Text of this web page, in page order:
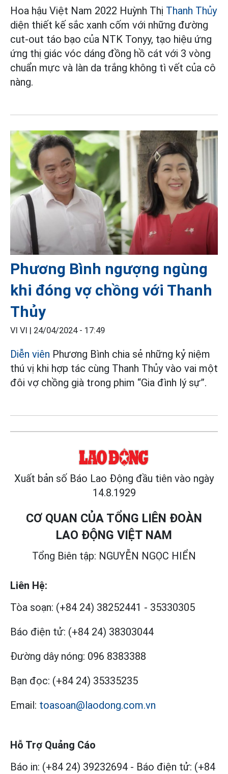
Hoa hậu Việt Nam 2022 Huỳnh Thị Thanh Thủy
diện thiết kế sắc xanh cốm với những đường
cut-out táo bạo của NTK Tonyy, tạo hiệu ứng
ứng thị giác vóc dáng đồng hồ cát với 3 vòng
chuẩn mực và làn da trắng không tì vết của cô
nàng.
Phương Bình ngượng ngùng
khi đóng vợ chồng với Thanh
Thủy
VI VI | 24/04/2024 - 17:49
Diễn viên Phương Bình chia sẻ những kỷ niệm
thú vị khi hợp tác cùng Thanh Thủy vào vai một
đôi vợ chồng già trong phim “Gia đình lý sự”.
Xuất bản số Báo Lao Động đầu tiên vào ngày
14.8.1929
CƠ QUAN CỦA TỔNG LIÊN ĐOÀN
LAO ĐỘNG VIỆT NAM
Tổng Biên tập: NGUYỄN NGỌC HIỂN
Liên Hệ:
Tòa soạn: (+84 24) 38252441 - 35330305
Báo điện tử: (+84 24) 38303044
Đường dây nóng: 096 8383388
Bạn đọc: (+84 24) 35335235
Email: toasoan@laodong.com.vn
Hỗ Trợ Quảng Cáo
Báo in: (+84 24) 39232694 - Báo điện tử: (+84